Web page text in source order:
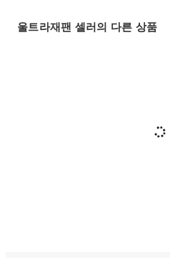
울트라재팬 셀러의 다른 상품